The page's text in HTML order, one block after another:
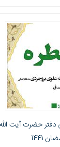
دفتر حضرت آیت
1441